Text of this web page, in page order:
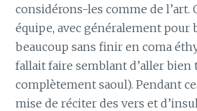
considérons-les comme de l’art.
équipe, avec généralement pour
beaucoup sans finir en coma
fallait faire semblant d’aller bien
complètement saoul). Pendant
mise de réciter des vers et